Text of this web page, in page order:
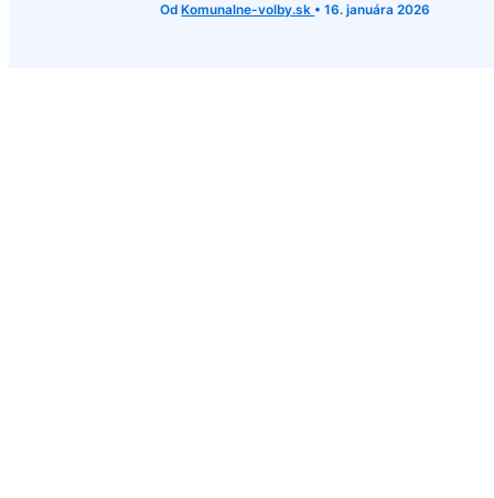
Od Komunalne-volby.sk •16. januára 2026